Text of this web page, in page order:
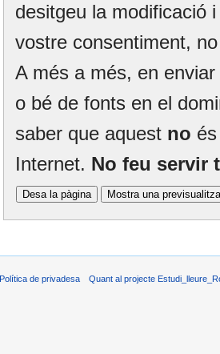
desitgeu la modificació
vostre consentiment,
A més a més, en
o bé de fonts en el
saber que aquest no
Internet. No feu servir
Política de privadesa Quant al projecte